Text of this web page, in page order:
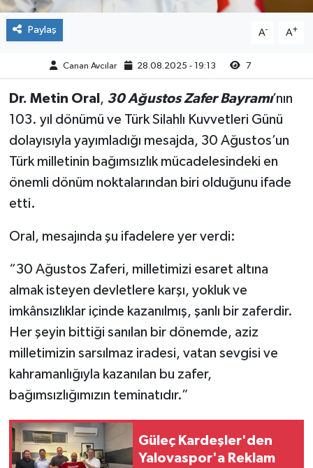
Paylaş A- A+
Canan Avcılar 28.08.2025 - 19:13 7
Dr. Metin Oral , 30 Ağustos Zafer Bayramı’nın
103. yıl dönümü ve Türk Silahlı Kuvvetleri Günü
dolayısıyla yayımladığı mesajda, 30 Ağustos’un
Türk milletinin bağımsızlık mücadelesindeki en
önemli dönüm noktalarından biri olduğunu ifade
etti.
Oral, mesajında şu ifadelere yer verdi:
“30 Ağustos Zaferi, milletimizi esaret altına
almak isteyen devletlere karşı, yokluk ve
imkânsızlıklar içinde kazanılmış, şanlı bir zaferdir.
Her şeyin bittiği sanılan bir dönemde, aziz
milletimizin sarsılmaz iradesi, vatan sevgisi ve
kahramanlığıyla kazanılan bu zafer,
bağımsızlığımızın teminatıdır.”
Güleç Kardeşler'den
Yalovaspor'a Reklam